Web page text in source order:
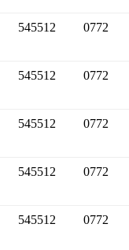
545512 0772
545512 0772
545512 0772
545512 0772
545512 0772